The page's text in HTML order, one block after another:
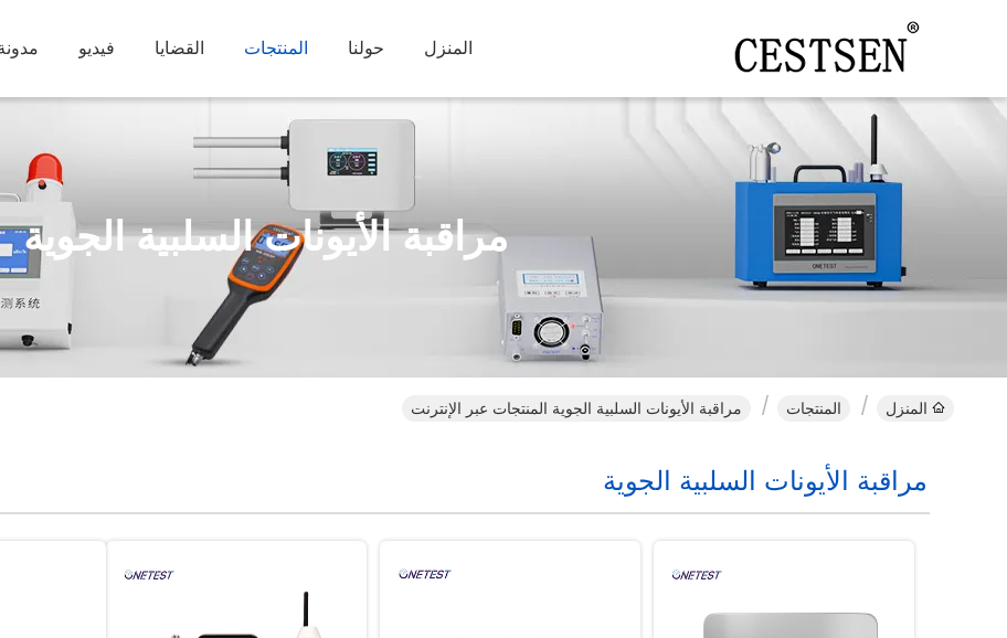
المنزل حولنا المنتجات القضايا فيديو
مراقبة الأيونات السلبية الجوية
المنزل المنتجات مراقبة الأيونات السلبية الجوية المنتجات عبر الإنترنت
مراقبة الأيونات السلبية الجوية